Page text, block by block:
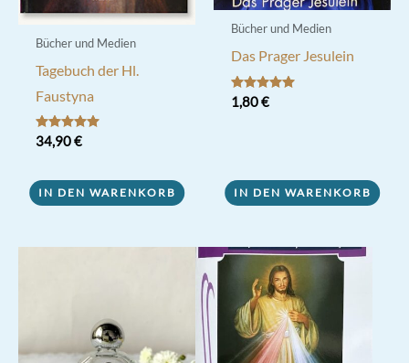
werden
Bücher und Medien
Tagebuch der Hl.
Faustyna
Bewertet mit
5.00
34,90€
IN DEN WARENKORB
Bücher und Medien
Das Prager Jesulein
Bewertet mit
5.00
1,80€
IN DEN WARENKORB